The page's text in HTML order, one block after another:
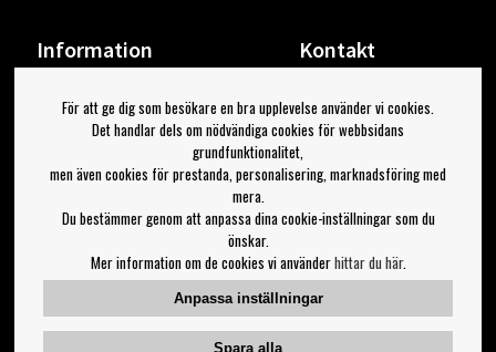
Information
Om Bengans
FAQ / Köp- & Leveransvillkor
Kontakt
Din sida
Logga ut
Jag vill ha tips från Bengans
Inställningar för nyhetsbrev
Följ oss på:
För att ge dig som besökare en bra upplevelse använder vi cookies.
Det handlar dels om nödvändiga cookies för webbsidans
grundfunktionalitet,
men även cookies för prestanda, personalisering, marknadsföring med
mera.
Du bestämmer genom att anpassa dina cookie-inställningar som du
önskar.
Mer information om de cookies vi använderhittar du här.
Anpassa inställningar
Spara alla